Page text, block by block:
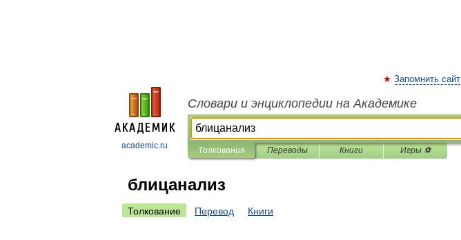
academic.ru
Запомнить сайт
Словари и энциклопедии на Академике
Толкования Переводы Книги Игры ⚽
блицанализ
Толкование Перевод Книги